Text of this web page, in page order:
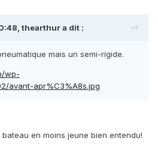
thearthur a dit :
mais un semi-rigide.
wp-
avant-apr%C3%A8s.jpg
en moins jeune bien entendu!